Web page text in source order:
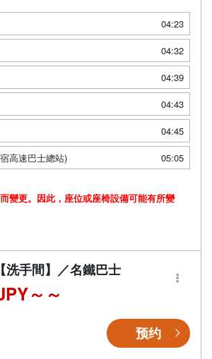
04:23
04:32
04:39
04:43
04:45
高速巴士總站)
05:05
變更。因此，座位或座椅設備可能有所變
洗手間】／名鐵巴士
～
预约